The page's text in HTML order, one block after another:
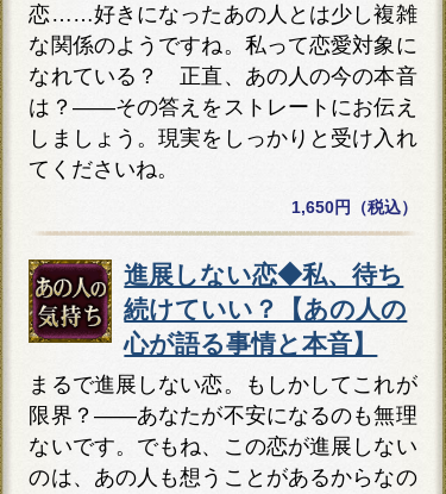
恋……好きになったあの人とは少し複雑
な関係のようですね。私って恋愛対象に
なれている？ 正直、あの人の今の本音
は？――その答えをストレートにお伝え
しましょう。現実をしっかりと受け入れ
てくださいね。
1,650円（税込）
進展しない恋◆私、待ち
続けていい？【あの人の
心が語る事情と本音】
まるで進展しない恋。もしかしてこれが
限界？――あなたが不安になるのも無理
ないです。でもね、この恋が進展しない
のは、あの人も想うことがあるからなの